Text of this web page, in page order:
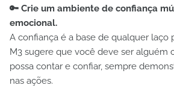
🔑 Crie um ambiente de confiança
emocional.
A confiança é a base de qualquer laço
M3 sugere que você deve ser alguém
possa contar e confiar, sempre
nas ações.